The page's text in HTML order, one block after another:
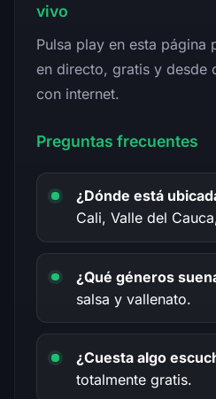
vivo
Pulsa play en esta página
en directo, gratis y desde
con internet.
Preguntas frecuentes
¿Dónde está
Cali, Valle del
¿Qué géneros
salsa y vallenato.
¿Cuesta algo
totalmente gratis.